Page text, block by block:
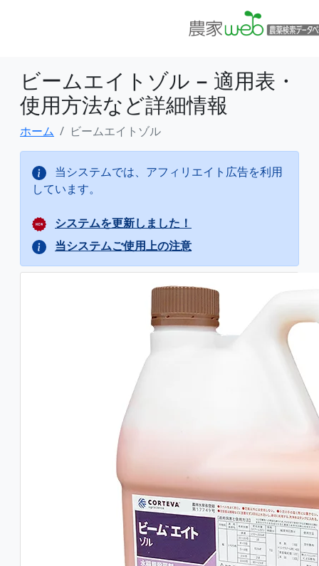
ビームエイトゾル − 適用表・
使用方法など詳細情報
ホーム ビームエイトゾル
当システムでは、アフィリエイト広告を利用
しています。
システムを更新しました！
当システムご使用上の注意